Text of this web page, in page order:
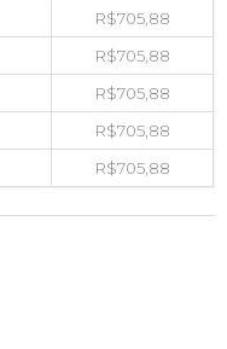
R$705,88
R$705,88
R$705,88
R$705,88
R$705,88